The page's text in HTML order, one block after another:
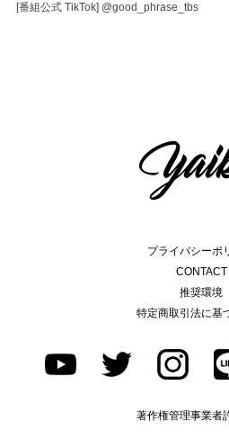
[番組公式 TikTok] @good_phrase_tbs
プライバシーポ
CONTACT
推奨環境
特定商取引法に基
著作権管理事業者